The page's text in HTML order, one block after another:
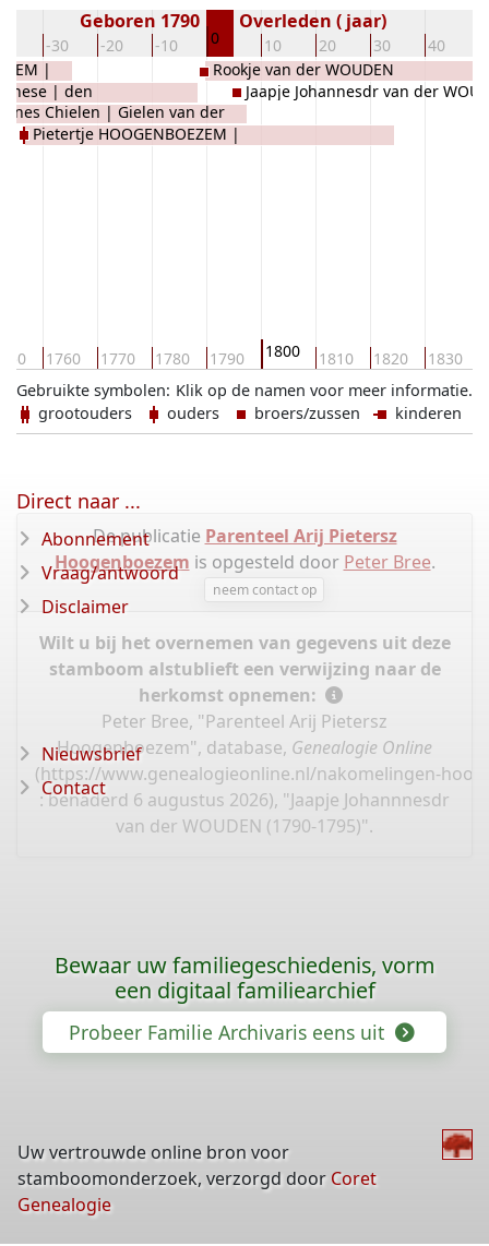
-30 -20 -10 0 10 20 30 40
Geboren 1790 Overleden ( jaar)
1760 1770 1780 1790 1800 1810 1820 1830
|
| den
Chielen | Gielen van der
| van der Woude
Pietertje HOOGENBOEZEM |
Rookje van der WOUDEN
Jaapje Johannesdr van der
Klik op de namen voor meer informatie.
Gebruikte symbolen:
grootouders
ouders broers/zussen kinderen
De publicatie Parenteel Arij Pietersz
Hoogenboezem is opgesteld door Peter Bree.
neem contact op
Wilt u bij het overnemen van gegevens uit deze
stamboom alstublieft een verwijzing naar de
herkomst opnemen:
Peter Bree, "Parenteel Arij Pietersz
Hoogenboezem", database, Genealogie Online
(https://www.genealogieonline.nl/nakomelingen-
: benaderd 6 augustus 2026), "Jaapje Johannnesdr
van der WOUDEN (1790-1795)".
Direct naar ...
Abonnement
Vraag/antwoord
Disclaimer
Nieuwsbrief
Contact
Bewaar uw familiegeschiedenis, vorm
een digitaal familiearchief
Probeer Familie Archivaris eens uit
Uw vertrouwde online bron voor
stamboomonderzoek, verzorgd door Coret
Genealogie